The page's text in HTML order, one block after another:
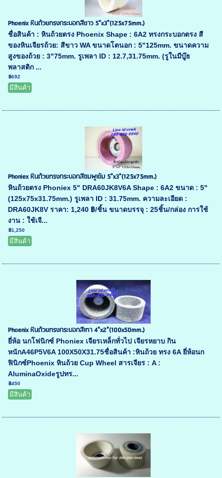
Phoenix หินถ้วยทรงกระบอกสีขาว 5"x3"(125x75mm.)
ชื่อสินค้า : หินถ้วยตรง Phoenix Shape : 6A2 ทรงกระบอกตรง สี
ของหินเจียรถ้วย: สีขาว WA ขนาดโตนอก : 5"125mm. ขนาดความ
สูงของถ้วย : 3"75mm. รูเพลา ID : 12.7,31.75mm. (รูในมีบู๊ธ
พลาสติก ...
฿692
มีสินค้า
Phoniex หินถ้วยทรงกระบอกสีชมพูเข้ม 5"x3"(125x75mm.)
หินถ้วยตรง Phoniex 5" DRA60JK8V6A Shape : 6A2 ขนาด : 5"
(125x75x31.75mm.) รูเพลา ID : 31.75mm. ความละเอียด :
DRA60JK8V ราคา: 1,240 ฿/ชิ้น ขนาดบรรจุ : 25ชิ้น/กล่อง การใช้
งาน : ใช้เจี...
฿1,250
มีสินค้า
Phoenix หินถ้วยทรงกระบอกสีเทา 4"x2"(100x50mm.)
ยี่ห้อ นกโฟนิกซ์ Phoniex เจียรเหล็กทั่วไป เจียรหยาบ กิน
หนักA46P5V6A 100X50X31.75ชื่อสินค้า :หินถ้วย ทรง 6A ยี่ห้อนก
ฟินิกซ์Phoenix หินถ้วย Cup Wheel สารเจียร : A :
AluminaOxideรูปทร...
฿450
มีสินค้า